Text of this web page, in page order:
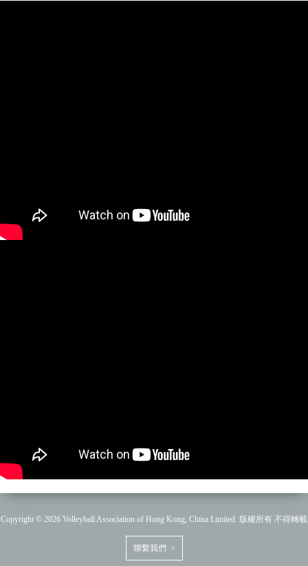
Copyright © 2026 Volleyball Association of Hong Kong, China Limited. 版權所有 不得轉載
聯繫我們 >